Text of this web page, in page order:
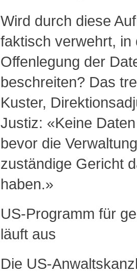
Wird durch diese
faktisch verwehrt, in
Offenlegung der
beschreiten? Das
Kuster,
Justiz: «Keine
bevor die
zuständige Gericht
haben.»
US-Programm für
läuft aus
Die US-